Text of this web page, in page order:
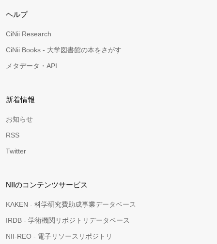
ヘルプ
CiNii Research
CiNii Books - 大学図書館の本をさがす
メタデータ・API
新着情報
お知らせ
RSS
Twitter
NIIのコンテンツサービス
KAKEN - 科学研究費助成事業データベース
IRDB - 学術機関リポジトリデータベース
NII-REO - 電子リソースリポジトリ